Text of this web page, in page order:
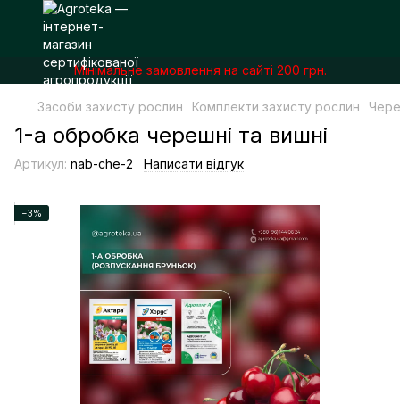
Мінімальне замовлення на сайті 200 грн.
Засоби захисту рослин Комплекти захисту рослин
1-а обробка черешні та вишні
Артикул: nab-che-2 Написати відгук
−3%